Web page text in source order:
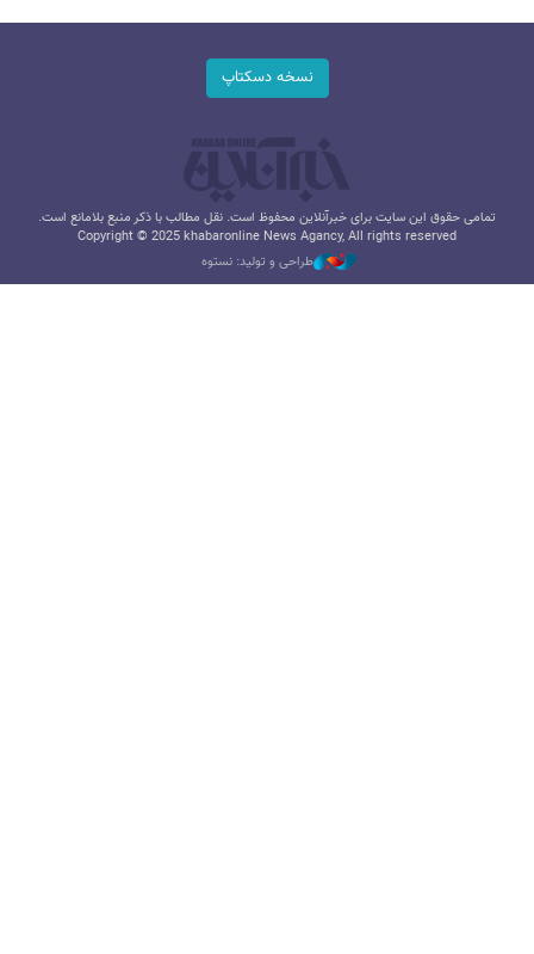
نسخه دسکتاپ
تمامی حقوق این سایت برای خبرآنلاین محفوظ است. نقل مطالب با ذکر منبع بلامانع است.
Copyright © 2025 khabaronline News Agancy, All rights reserved
طراحی و تولید: نستوه